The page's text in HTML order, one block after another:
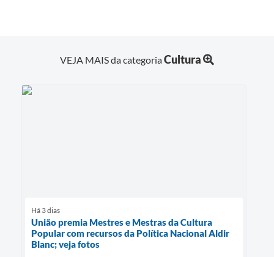
VEJA MAIS da categoriaCultura
Há 3 dias
União premia Mestres e Mestras da Cultura
Popular com recursos da Política Nacional Aldir
Blanc; veja fotos